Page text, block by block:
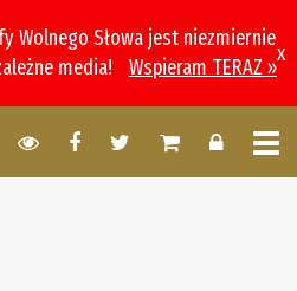
Wolnego Słowa jest niezmiernie
media!
Wspieram TERAZ »
x